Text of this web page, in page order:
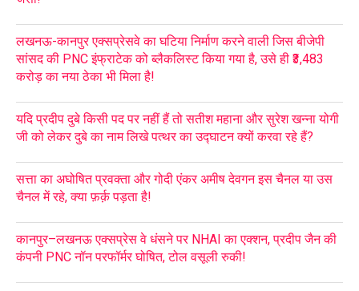
लखनऊ-कानपुर एक्सप्रेसवे का घटिया निर्माण करने वाली जिस बीजेपी
सांसद की PNC इंफ्राटेक को ब्लैकलिस्ट किया गया है, उसे ही ₹3,483
करोड़ का नया ठेका भी मिला है!
यदि प्रदीप दुबे किसी पद पर नहीं हैं तो सतीश महाना और सुरेश खन्ना योगी
जी को लेकर दुबे का नाम लिखे पत्थर का उद्घाटन क्यों करवा रहे हैं?
सत्ता का अघोषित प्रवक्ता और गोदी एंकर अमीष देवगन इस चैनल या उस
चैनल में रहे, क्या फ़र्क़ पड़ता है!
कानपुर–लखनऊ एक्सप्रेस वे धंसने पर NHAI का एक्शन, प्रदीप जैन की
कंपनी PNC नॉन परफॉर्मर घोषित, टोल वसूली रुकी!